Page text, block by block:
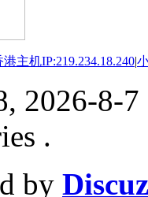
主机IP:219.234.18.240|
2026-8-7
.
by